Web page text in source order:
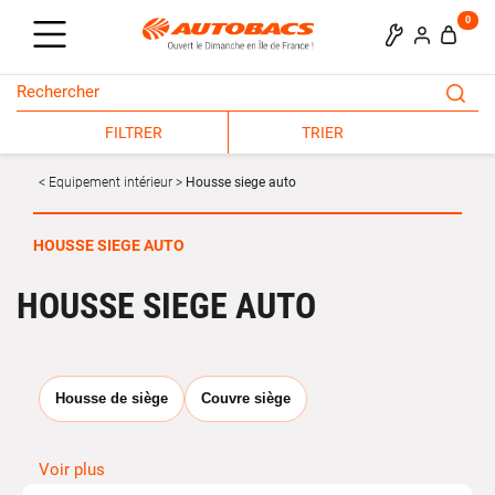
0
FILTRER TRIER
Equipement intérieur Housse siege auto
HOUSSE SIEGE AUTO
HOUSSE SIEGE AUTO
Housse de siège Couvre siège
Housses de siège voiture :
Voir plus